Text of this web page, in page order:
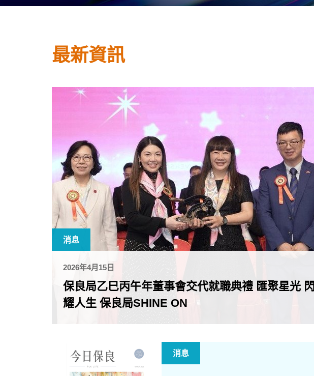
the
最新資訊
消息
2026年4月15日
保良局乙巳丙午年董事會交代就職典禮 匯聚星光 閃
耀人生 保良局SHINE ON
消息